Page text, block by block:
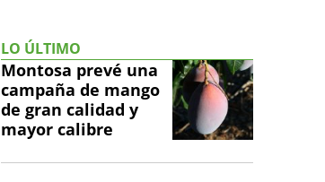
LO ÚLTIMO
Montosa prevé una
campaña de mango
de gran calidad y
mayor calibre